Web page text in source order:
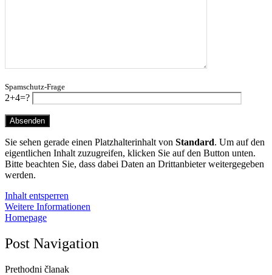
Spamschutz-Frage
2+4=?
Sie sehen gerade einen Platzhalterinhalt von Standard. Um auf den
eigentlichen Inhalt zuzugreifen, klicken Sie auf den Button unten.
Bitte beachten Sie, dass dabei Daten an Drittanbieter weitergegeben
werden.
Inhalt entsperren
Weitere Informationen
Homepage
Post Navigation
Prethodni članak